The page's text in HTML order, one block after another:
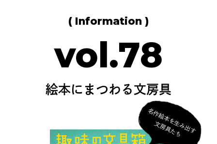
( Information )
vol.78
絵本にまつわる文房具
名
作
絵
本
を
生
み
出
す
文
房
具
た
ち